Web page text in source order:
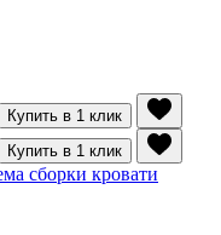
Купить в 1 клик
Купить в 1 клик